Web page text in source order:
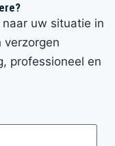
uw situatie in
verzorgen
professioneel en